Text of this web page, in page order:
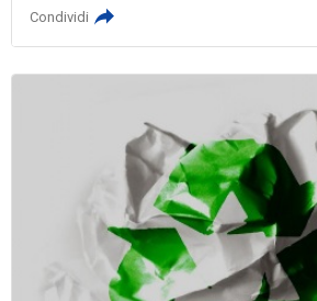
Condividi